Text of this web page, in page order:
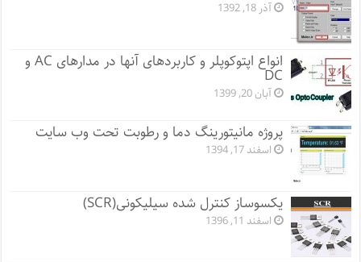
آذر 18, 1392
انواع اپتوکوپلر و کاربردهای آنها در مدارهای AC و
DC
آبان 20, 1399
پروژه مانيتورينگ دما و رطوبت تحت وب سایت
اسفند 17, 1394
یکسوساز کنترل شده سیلیکونی(SCR)
اسفند 11, 1396